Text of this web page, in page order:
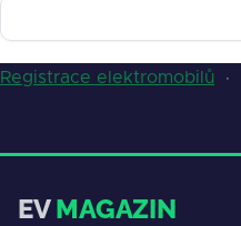
Registrace elektromobilů ·
EVMAGAZIN